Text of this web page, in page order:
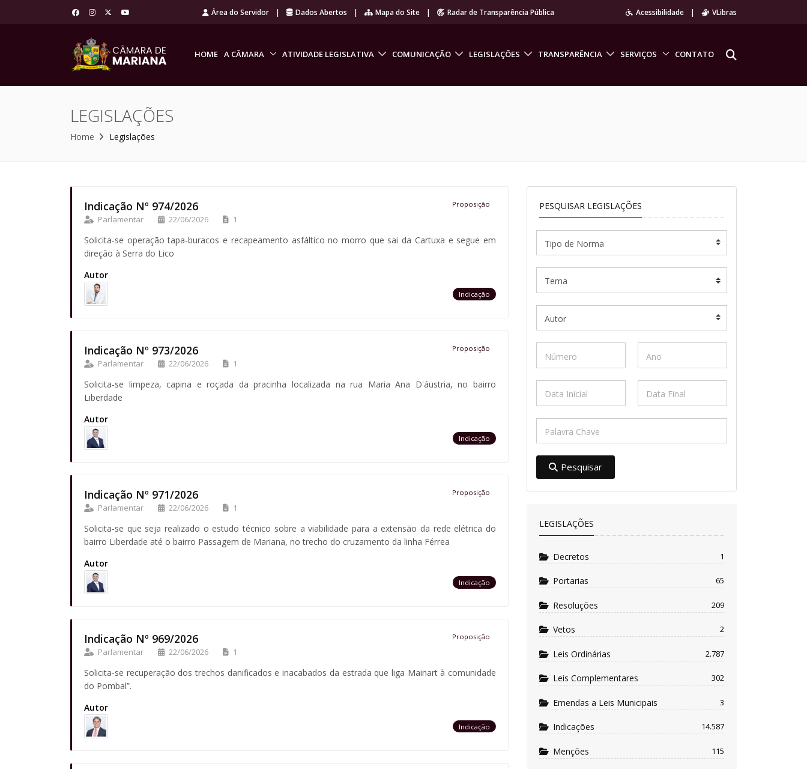
Área do Servidor | Dados Abertos | Mapa do Site | Radar de Transparência Pública Acessibilidade | VLibras
HOME A CÂMARA ATIVIDADE LEGISLATIVA COMUNICAÇÃO LEGISLAÇÕES TRANSPARÊNCIA SERVIÇOS CONTATO
LEGISLAÇÕES
Home Legislações
Indicação Nº 974/2026 Proposição
Parlamentar 22/06/2026 1
Solicita-se operação tapa-buracos e recapeamento asfáltico no morro que sai da Cartuxa e segue em
direção à Serra do Lico
Autor
Indicação
Indicação Nº 973/2026 Proposição
Parlamentar 22/06/2026 1
Solicita-se limpeza, capina e roçada da pracinha localizada na rua Maria Ana D'áustria, no bairro
Liberdade
Autor
Indicação
Indicação Nº 971/2026 Proposição
Parlamentar 22/06/2026 1
Solicita-se que seja realizado o estudo técnico sobre a viabilidade para a extensão da rede elétrica do
bairro Liberdade até o bairro Passagem de Mariana, no trecho do cruzamento da linha Férrea
Autor
Indicação
Indicação Nº 969/2026 Proposição
Parlamentar 22/06/2026 1
Solicita-se recuperação dos trechos danificados e inacabados da estrada que liga Mainart à comunidade
do Pombal”.
Autor
Indicação
PESQUISAR LEGISLAÇÕES
Pesquisar
LEGISLAÇÕES
Decretos 1
Portarias 65
Resoluções 209
Vetos 2
Leis Ordinárias 2.787
Leis Complementares 302
Emendas a Leis Municipais 3
Indicações 14.587
Menções 115